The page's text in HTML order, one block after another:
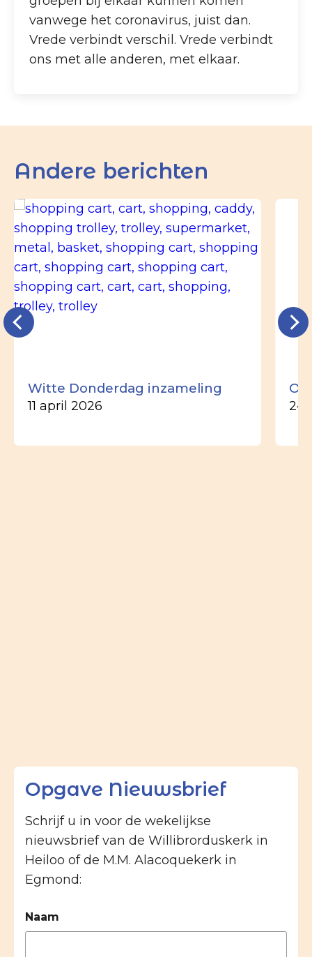
vanwege het coronavirus, juist dan.
Vrede verbindt verschil. Vrede verbindt
ons met alle anderen, met elkaar.
Andere berichten
Witte Donderdag inzameling
11 april 2026 24
Opgave Nieuwsbrief
Schrijf u in voor de wekelijkse
nieuwsbrief van de Willibrorduskerk in
Heiloo of de M.M. Alacoquekerk in
Egmond:
Naam